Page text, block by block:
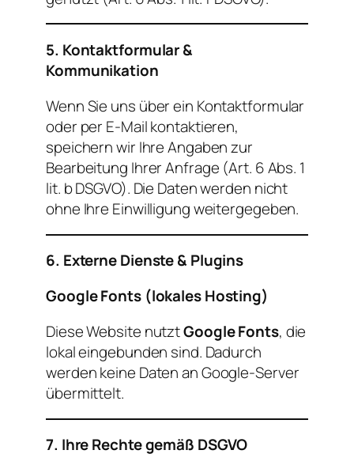
5. Kontaktformular &
Kommunikation
Wenn Sie uns über ein Kontaktformular
oder per E-Mail kontaktieren,
speichern wir Ihre Angaben zur
Bearbeitung Ihrer Anfrage (Art. 6 Abs. 1
lit. b DSGVO). Die Daten werden nicht
ohne Ihre Einwilligung weitergegeben.
6. Externe Dienste & Plugins
Google Fonts (lokales Hosting)
Diese Website nutztGoogle Fonts, die
lokal eingebunden sind. Dadurch
werden keine Daten an Google-Server
übermittelt.
7. Ihre Rechte gemäß DSGVO